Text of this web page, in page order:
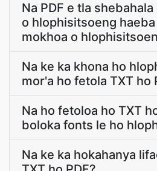
Na PDF e tla
o hlophisitsoeng haeba
mokhoa o
Na ke ka khona ho
mor'a ho fetola TXT ho
Na ho fetoloa ho TXT
boloka fonts le ho
Na ke ka hokahanya